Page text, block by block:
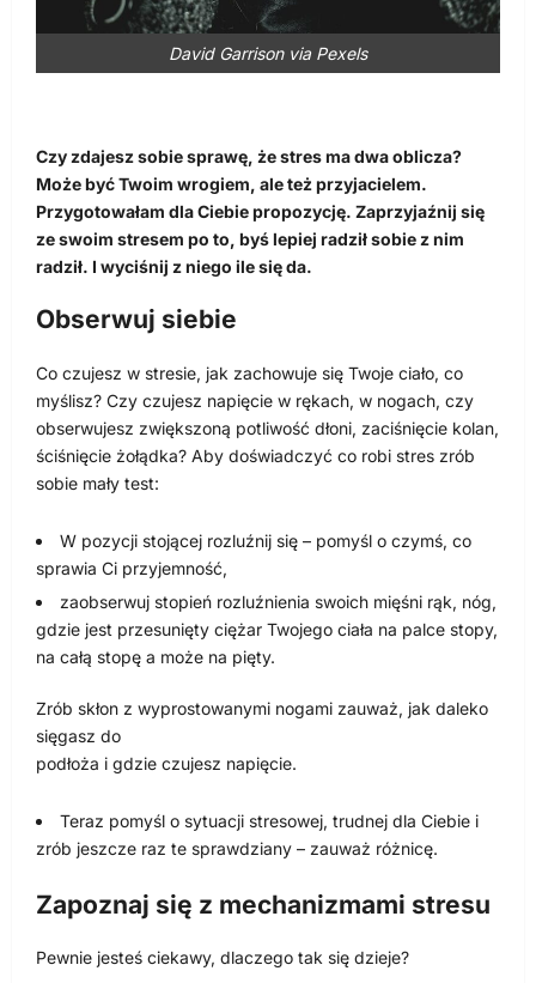
David Garrison via Pexels
Czy zdajesz sobie sprawę, że stres ma dwa oblicza?
Może być Twoim wrogiem, ale też przyjacielem.
Przygotowałam dla Ciebie propozycję. Zaprzyjaźnij się
ze swoim stresem po to, byś lepiej radził sobie z nim
radził. I wyciśnij z niego ile się da.
Obserwuj siebie
Co czujesz w stresie, jak zachowuje się Twoje ciało, co
myślisz? Czy czujesz napięcie w rękach, w nogach, czy
obserwujesz zwiększoną potliwość dłoni, zaciśnięcie kolan,
ściśnięcie żołądka? Aby doświadczyć co robi stres zrób
sobie mały test:
W pozycji stojącej rozluźnij się – pomyśl o czymś, co
sprawia Ci przyjemność,
zaobserwuj stopień rozluźnienia swoich mięśni rąk, nóg,
gdzie jest przesunięty ciężar Twojego ciała na palce stopy,
na całą stopę a może na pięty.
Zrób skłon z wyprostowanymi nogami zauważ, jak daleko
sięgasz do
podłoża i gdzie czujesz napięcie.
Teraz pomyśl o sytuacji stresowej, trudnej dla Ciebie i
zrób jeszcze raz te sprawdziany – zauważ różnicę.
Zapoznaj się z mechanizmami stresu
Pewnie jesteś ciekawy, dlaczego tak się dzieje?